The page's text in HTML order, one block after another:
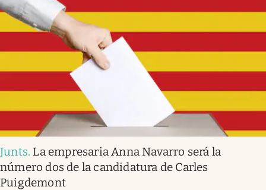
Junts. La empresaria Anna Navarro será la
número dos de la candidatura de Carles
Puigdemont